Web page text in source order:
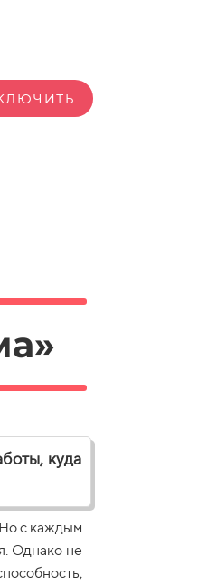
куда
с каждым
Однако не